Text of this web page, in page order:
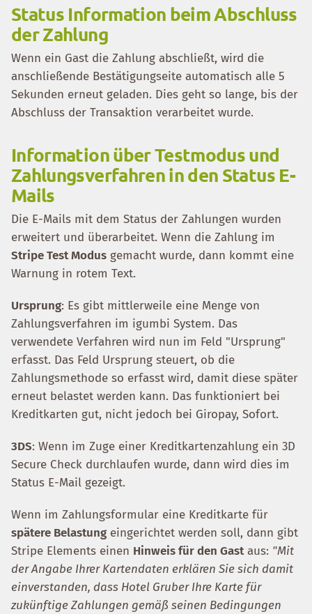
Status Information beim Abschluss
der Zahlung
Wenn ein Gast die Zahlung abschließt, wird die
anschließende Bestätigungseite automatisch alle 5
Sekunden erneut geladen. Dies geht so lange, bis der
Abschluss der Transaktion verarbeitet wurde.
Information über Testmodus und
Zahlungsverfahren in den Status E-
Mails
Die E-Mails mit dem Status der Zahlungen wurden
erweitert und überarbeitet. Wenn die Zahlung im
Stripe Test Modus gemacht wurde, dann kommt eine
Warnung in rotem Text.
Ursprung: Es gibt mittlerweile eine Menge von
Zahlungsverfahren im igumbi System. Das
verwendete Verfahren wird nun im Feld "Ursprung"
erfasst. Das Feld Ursprung steuert, ob die
Zahlungsmethode so erfasst wird, damit diese später
erneut belastet werden kann. Das funktioniert bei
Kreditkarten gut, nicht jedoch bei Giropay, Sofort.
3DS: Wenn im Zuge einer Kreditkartenzahlung ein 3D
Secure Check durchlaufen wurde, dann wird dies im
Status E-Mail gezeigt.
Wenn im Zahlungsformular eine Kreditkarte für
spätere Belastung eingerichtet werden soll, dann gibt
Stripe Elements einen Hinweis für den Gastaus: "Mit
der Angabe Ihrer Kartendaten erklären Sie sich damit
einverstanden, dass Hotel Gruber Ihre Karte für
zukünftige Zahlungen gemäß seinen Bedingungen